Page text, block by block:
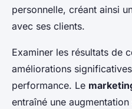
personnelle, créant ainsi
avec ses clients.
Examiner les résultats de
améliorations
performance. Le
entraîné une